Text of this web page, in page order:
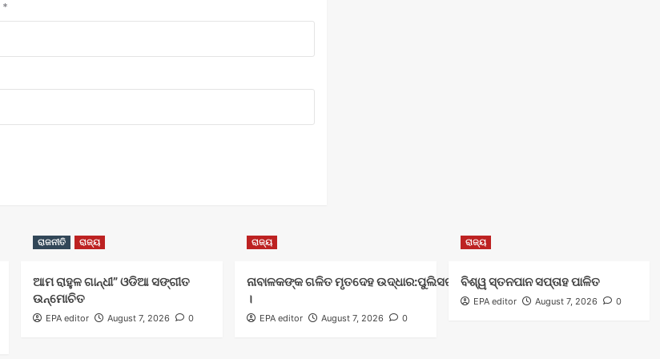
*
ରାଜନୀତି ରାଜ୍ୟ
ଆମ ରାହୁଳ ଗାନ୍ଧୀ” ଓଡିଆ ସଙ୍ଗୀତ
ଉନ୍ମୋଚିତ
EPA editor August 7, 2026 0
ରାଜ୍ୟ
ନାବାଳକଙ୍କ ଗଳିତ ମୃତଦେହ ଉଦ୍ଧାର:ପୁଲିସର ତଦନ୍ତ ଜାରି
।
EPA editor August 7, 2026 0
ରାଜ୍ୟ
ବିଶ୍ୱ ସ୍ତନପାନ ସପ୍ତାହ ପାଳିତ
EPA editor August 7, 2026 0